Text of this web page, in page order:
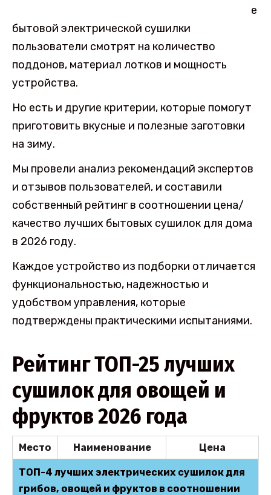
е
бытовой электрической сушилки
пользователи смотрят на количество
поддонов, материал лотков и мощность
устройства.
Но есть и другие критерии, которые помогут
приготовить вкусные и полезные заготовки
на зиму.
Мы провели анализ рекомендаций экспертов
и отзывов пользователей, и составили
собственный рейтинг в соотношении цена/
качество лучших бытовых сушилок для дома
в 2026 году.
Каждое устройство из подборки отличается
функциональностью, надежностью и
удобством управления, которые
подтверждены практическими испытаниями.
Рейтинг ТОП-25 лучших
сушилок для овощей и
фруктов 2026 года
Место Наименование Цена
ТОП-4 лучших электрических сушилок для
грибов, овощей и фруктов в соотношении